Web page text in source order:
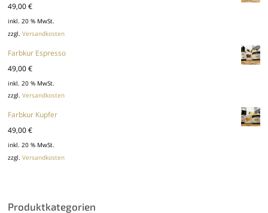
49,00€
inkl. 20 % MwSt.
zzgl.Versandkosten
Farbkur Espresso
49,00€
inkl. 20 % MwSt.
zzgl.Versandkosten
Farbkur Kupfer
49,00€
inkl. 20 % MwSt.
zzgl.Versandkosten
Produktkategorien